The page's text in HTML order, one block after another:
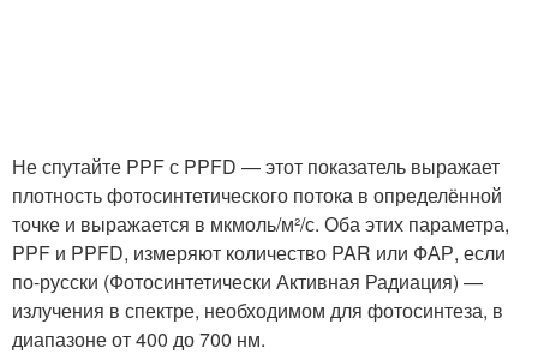
Не спутайте PPF с PPFD — этот показатель выражает
плотность фотосинтетического потока в определённой
точке и выражается в мкмоль/м²/с. Оба этих параметра,
PPF и PPFD, измеряют количество PAR или ФАР, если
по-русски (Фотосинтетически Активная Радиация) —
излучения в спектре, необходимом для фотосинтеза, в
диапазоне от 400 до 700 нм.